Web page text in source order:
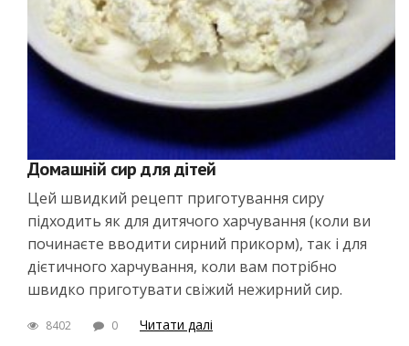
Домашній сир для дітей
Цей швидкий рецепт приготування сиру
підходить як для дитячого харчування (коли ви
починаєте вводити сирний прикорм), так і для
дієтичного харчування, коли вам потрібно
швидко приготувати свіжий нежирний сир.
8402 0 Читати далі